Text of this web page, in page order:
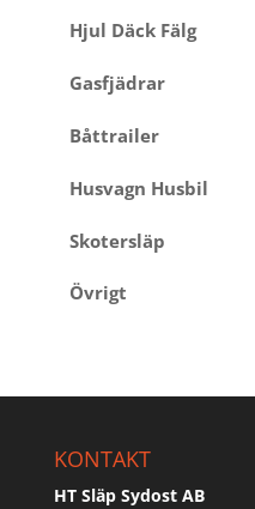
Hjul Däck Fälg
Gasfjädrar
Båttrailer
Husvagn Husbil
Skotersläp
Övrigt
KONTAKT
HT Släp Sydost AB